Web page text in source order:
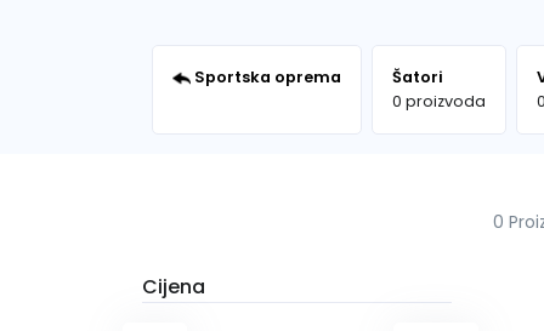
Sportska oprema
Šatori
0 proizvoda
Cijena
0